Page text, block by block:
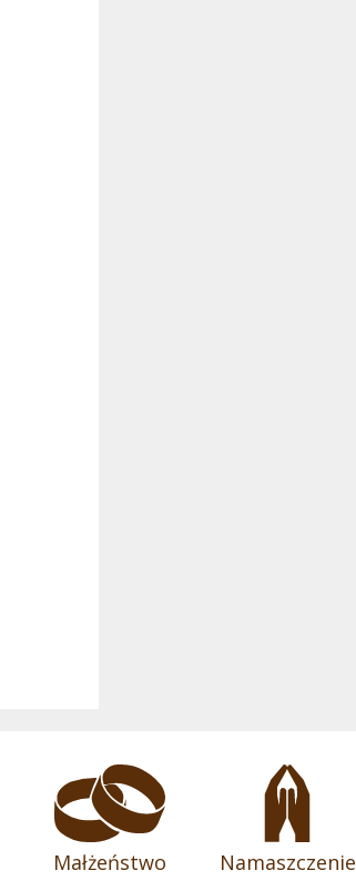
Małżeństwo Namaszczenie